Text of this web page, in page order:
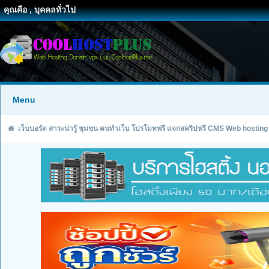
คุณคือ , บุคคลทั่วไป
Menu
เว็บบอร์ด สาระน่ารู้ ชุมชน คนทำเว็บ โปรโมทฟรี แจกสคริปฟรี CMS Web hosting